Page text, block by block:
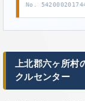
No.
上北郡六ヶ所
クルセンター